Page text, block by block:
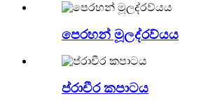
පෙරහන් මූලද්රව්යය
ප්රාචීර කපාටය